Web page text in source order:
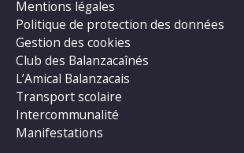
Mentions légales
Politique de protection des données
Gestion des cookies
Club des Balanzacaînés
L’Amical Balanzacais
Transport scolaire
Intercommunalité
Manifestations